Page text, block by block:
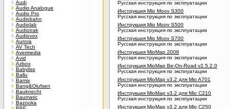
Audi
Audio Analogue
Audio Pro
Audiobahn
Audiolab
Audiotrak
Audiovox
Aurora
AV Tech
Avermedia
Avid
Azbox
Babyliss
Ballu
Bamix
Bang&Olufsen
Bauknecht
Baumatic
Bazooka
Русская инструкция по эксплуатации
Инструкция Mio Moov S300
Русская инструкция по эксплуатации
Инструкция Mio Moov S500
Русская инструкция по эксплуатации
Инструкция Mio Moov S700
Русская инструкция по эксплуатации
Инструкция MioMap 2008
Русская инструкция по эксплуатации
Инструкция MioMap Be-On-Road v2.5.2.0
Русская инструкция по эксплуатации
Инструкция MioMap v3.2 для Mio A701
Русская инструкция по эксплуатации
Инструкция MioMap v3.2 для Mio C210
Русская инструкция по эксплуатации
Инструкция MioMap v3.2 для Mio C250